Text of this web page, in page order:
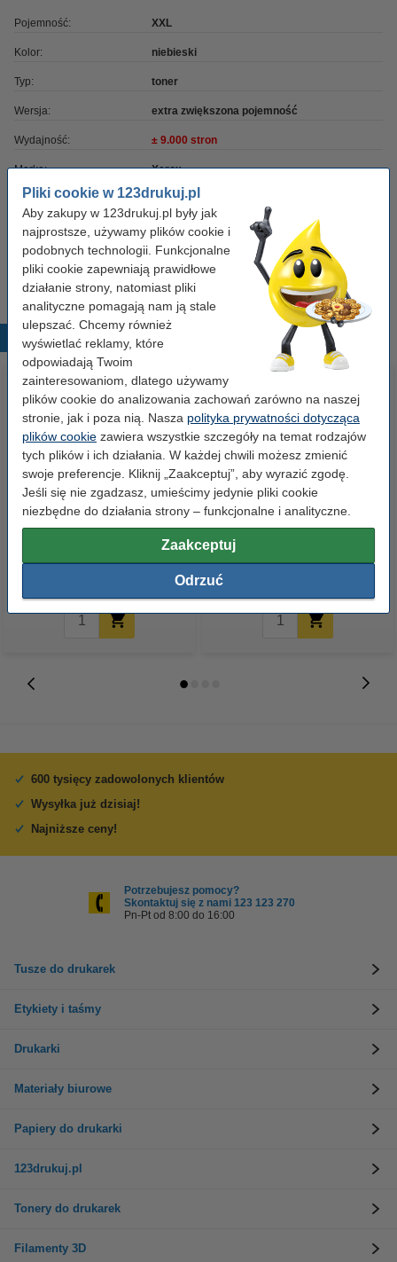
Pliki cookie w 123drukuj.pl
Aby zakupy w 123drukuj.pl były jak
najprostsze, używamy plików cookie i
podobnych technologii. Funkcjonalne
pliki cookie zapewniają prawidłowe
działanie strony, natomiast pliki
analityczne pomagają nam ją stale
ulepszać. Chcemy również
wyświetlać reklamy, które
odpowiadają Twoim
zainteresowaniom, dlatego używamy
plików cookie do analizowania zachowań zarówno na naszej
stronie, jak i poza nią. Nasza polityka prywatności dotycząca
plików cookie zawiera wszystkie szczegóły na temat rodzajów
tych plików i ich działania. W każdej chwili możesz zmienić
swoje preferencje. Kliknij „Zaakceptuj”, aby wyrazić zgodę.
Jeśli się nie zgadzasz, umieścimy jedynie pliki cookie
niezbędne do działania strony – funkcjonalne i analityczne.
Zaakceptuj
Odrzuć
Pojemność: XXL
Kolor: niebieski
Typ: toner
Wersja: extra zwiększona pojemność
Wydajność: ± 9.000 stron
Marka: Xerox
OEM: 106R03884
Numer artykułu: 248364
Numer: 106R03884
Popularne produkty
Xerox 006R01759 toner
niebieski, oryginalny
649,50 zł
Xerox 106R03887 toner czarny,
zwiększona pojemność,
508,00 zł
600 tysięcy zadowolonych klientów
Wysyłka już dzisiaj!
Najniższe ceny!
Potrzebujesz pomocy?
Skontaktuj się z nami 123 123 270
Pn-Pt od 8:00 do 16:00
Tusze do drukarek
Etykiety i taśmy
Drukarki
Materiały biurowe
Papiery do drukarki
123drukuj.pl
Tonery do drukarek
Filamenty 3D